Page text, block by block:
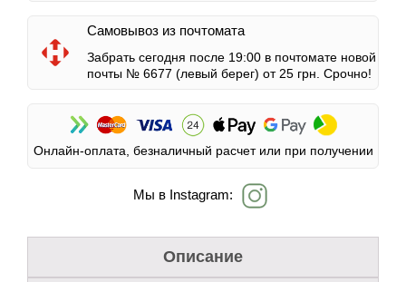
Самовывоз из почтомата
Забрать сегодня после 19:00 в почтомате новой
почты № 6677 (левый берег) от 25 грн. Срочно!
Онлайн-оплата, безналичный расчет или при получении
Мы в Instagram:
Описание